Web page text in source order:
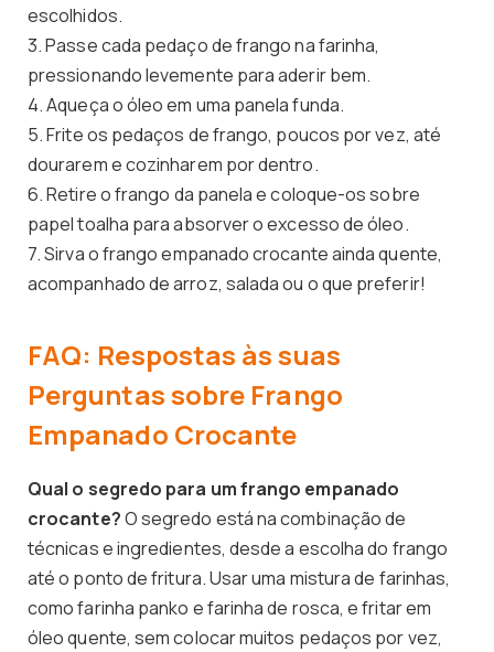
escolhidos.
3. Passe cada pedaço de frango na farinha,
pressionando levemente para aderir bem.
4. Aqueça o óleo em uma panela funda.
5. Frite os pedaços de frango, poucos por vez, até
dourarem e cozinharem por dentro.
6. Retire o frango da panela e coloque-os sobre
papel toalha para absorver o excesso de óleo.
7. Sirva o frango empanado crocante ainda quente,
acompanhado de arroz, salada ou o que preferir!
FAQ: Respostas às suas
Perguntas sobre Frango
Empanado Crocante
Qual o segredo para um frango empanado
crocante?O segredo está na combinação de
técnicas e ingredientes, desde a escolha do frango
até o ponto de fritura. Usar uma mistura de farinhas,
como farinha panko e farinha de rosca, e fritar em
óleo quente, sem colocar muitos pedaços por vez,